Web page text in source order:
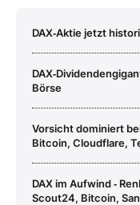
DAX‑Aktie jetzt
Börse
Vorsicht dominiert
Bitcoin, Cloudflare,
DAX im Aufwind ‑
Scout24, Bitcoin,